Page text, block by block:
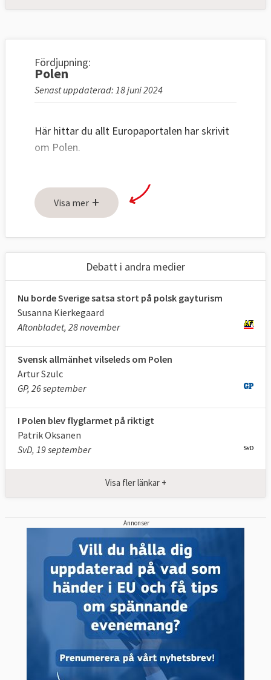
Fördjupning:
Polen
Senast uppdaterad: 18 juni 2024
Här hittar du allt Europaportalen har skrivit
om Polen.
Visa mer +
Debatt i andra medier
Nu borde Sverige satsa stort på polsk gayturism
Susanna Kierkegaard
Aftonbladet, 28 november
Svensk allmänhet vilseleds om Polen
Artur Szulc
GP, 26 september
I Polen blev flyglarmet på riktigt
Patrik Oksanen
SvD, 19 september
Visa fler länkar +
Annonser